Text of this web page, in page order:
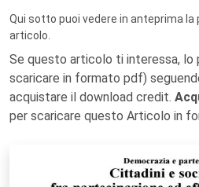
Qui sotto puoi vedere in anteprima la
articolo.
Se questo articolo ti interessa, lo
scaricare in formato pdf)
acquistare il download credit.
per scaricare questo Articolo in